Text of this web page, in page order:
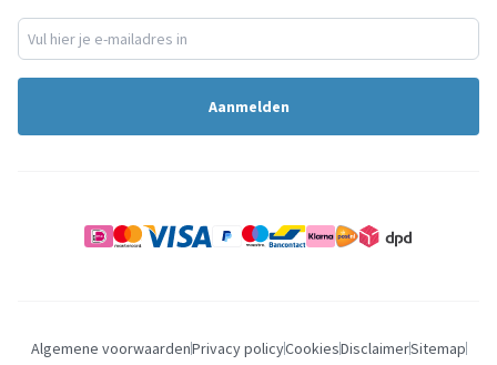
Aanmelden
Algemene voorwaardenPrivacy policyCookiesDisclaimerSitemap